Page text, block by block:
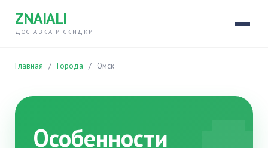
ZNAIALI
ДОСТАВКА И СКИДКИ
Главная / Города / Омск
Особенности